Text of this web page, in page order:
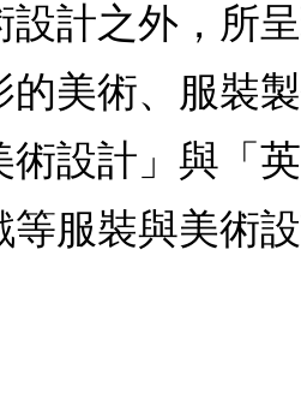
計之外，所
美術、服裝
設計」與「
服裝與美術